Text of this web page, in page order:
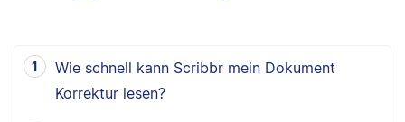
Wie schnell kann Scribbr mein Dokument
Korrektur lesen?